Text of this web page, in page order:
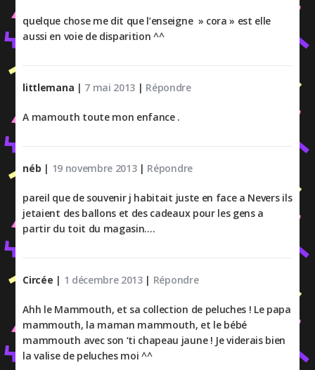
quelque chose me dit que l’enseigne » cora » est elle
aussi en voie de disparition ^^
littlemana | 7 mai 2013 | Répondre
A mamouth toute mon enfance .
néb | 19 novembre 2013| Répondre
pareil que de souvenir j habitait juste en face a Nevers ils
jetaient des ballons et des cadeaux pour les gens a
partir du toit du magasin….
Circée | 1 décembre 2013| Répondre
Ahh le Mammouth, et sa collection de peluches ! Le papa
mammouth, la maman mammouth, et le bébé
mammouth avec son ‘ti chapeau jaune ! Je viderais bien
la valise de peluches moi ^^